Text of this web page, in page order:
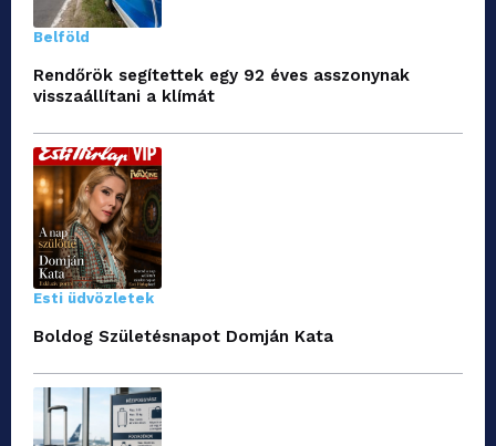
Belföld
Rendőrök segítettek egy 92 éves asszonynak
visszaállítani a klímát
Esti üdvözletek
Boldog Születésnapot Domján Kata